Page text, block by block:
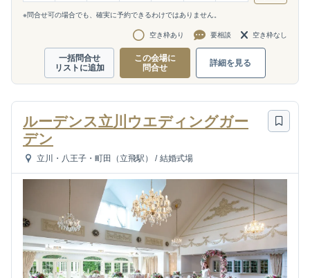
※問合せ可の場合でも、確実に予約できるわけではありません。
空き枠あり 要相談 空き枠なし
一括問合せ
リストに追加
この会場に
問合せ
詳細を見る
ルーデンス立川ウエディングガー
デン
立川・八王子・町田（立飛駅） / 結婚式場